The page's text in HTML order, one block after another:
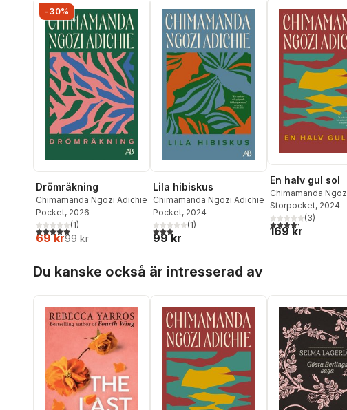
-30%
Drömräkning
Chimamanda Ngozi Adichie
Pocket, 2026
5,0utav 5 stjärnor. Totalt antal röster:
(1)
69 kr99 kr
Lila hibiskus
Chimamanda Ngozi Adichie
Pocket, 2024
3,0utav 5 stjärnor. Totalt antal röster:
(1)
99 kr
En halv gul sol
Chimamanda
Storpocket, 2024
4,3utav 5 stjärnor.
(3)
169 kr
Du kanske också är intresserad av